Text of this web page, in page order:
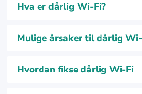
Hva er dårlig Wi-Fi?
Mulige årsaker til dårlig
Hvordan fikse dårlig Wi-Fi